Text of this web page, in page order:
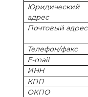
Юридический
адрес
Почтовый адрес
Телефон/факс
E-mail
ИНН
КПП
ОКПО